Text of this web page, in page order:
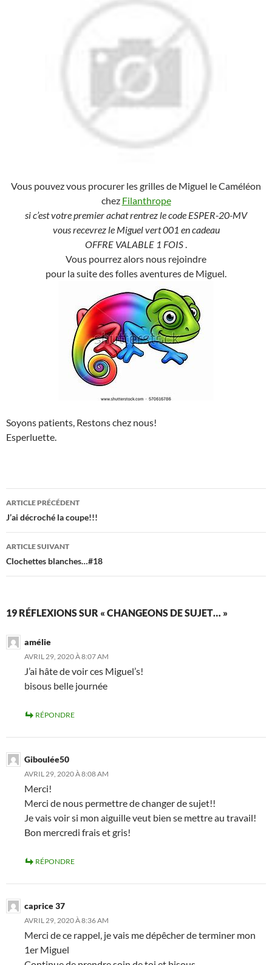
Vous pouvez vous procurer les grilles de Miguel le Caméléon
chez Filanthrope
si c’est votre premier achat rentrez le code ESPER-20-MV
vous recevrez le Miguel vert 001 en cadeau
OFFRE VALABLE 1 FOIS.
Vous pourrez alors nous rejoindre
pour la suite des folles aventures de Miguel.
Soyons patients, Restons chez nous!
Esperluette.
Navigation
des
articles
ARTICLE PRÉCÉDENT
J’ai décroché la coupe!!!
ARTICLE SUIVANT
Clochettes blanches…#18
19 RÉFLEXIONS SUR « CHANGEONS DE SUJET… »
amélie
AVRIL 29, 2020 À 8:07 AM
J’ai hâte de voir ces Miguel’s!
bisous belle journée
RÉPONDRE
Giboulée50
AVRIL 29, 2020 À 8:08 AM
Merci!
Merci de nous permettre de changer de sujet!!
Je vais voir si mon aiguille veut bien se mettre au travail!
Bon mercredi frais et gris!
RÉPONDRE
caprice 37
AVRIL 29, 2020 À 8:36 AM
Merci de ce rappel, je vais me dépêcher de terminer mon
1er Miguel